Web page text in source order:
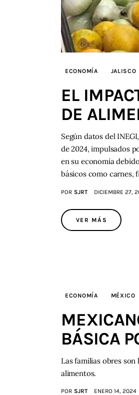
ECONOMÍA JALISCO
EL
DE
Según datos del
de 2024, impulsados
en su economía
básicos como carnes,
POR SJRT DICIEMBRE 27,
VER MÁS
ECONOMÍA MÉXICO
BÁSICA
Las familias obres
alimentos.
POR SJRT ENERO 14, 2024